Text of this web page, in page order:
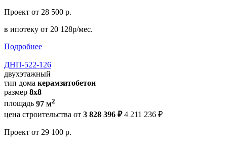
Проект от 28 500 р.
в ипотеку от 20 128р/мес.
Подробнее
ДНП-522-126
двухэтажный
тип дома керамзитобетон
размер 8х8
площадь 97 м2
цена строительства от 3 828 396 ₽ 4 211 236 ₽
Проект от 29 100 р.